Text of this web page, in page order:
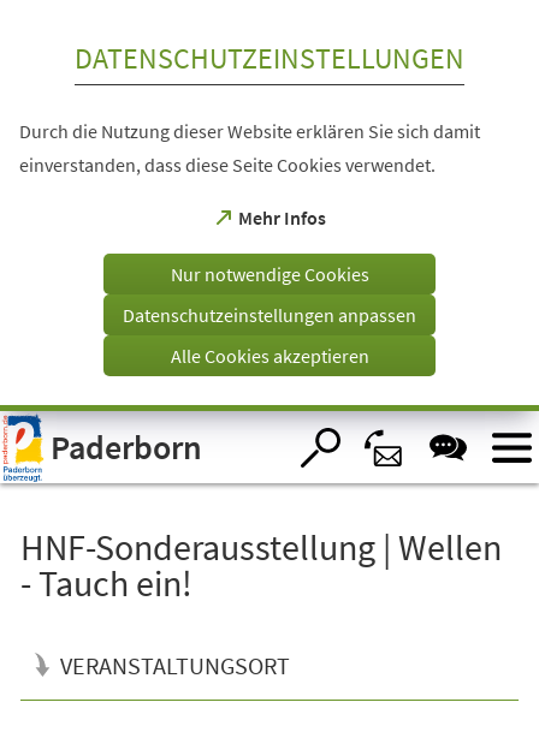
Visuelle
Assistenzsoftware
öffnen.
DATENSCHUTZEINSTELLUNGEN
Durch die Nutzung dieser Website erklären Sie sich damit
einverstanden, dass diese Seite Cookies verwendet.
Mehr Infos
(Öffnet
einem
Tab)
Nur notwendige Cookies
Datenschutzeinstellungen anpassen
Alle Cookies akzeptieren
Paderborn
HNF-Sonderausstellung | Wellen
- Tauch ein!
VERANSTALTUNGSORT